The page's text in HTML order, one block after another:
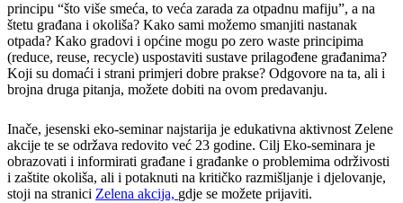
principu “što više smeća, to veća zarada za otpadnu mafiju”, a na
štetu građana i okoliša? Kako sami možemo smanjiti nastanak
otpada? Kako gradovi i općine mogu po zero waste principima
(reduce, reuse, recycle) uspostaviti sustave prilagođene građanima?
Koji su domaći i strani primjeri dobre prakse? Odgovore na ta, ali i
brojna druga pitanja, možete dobiti na ovom predavanju.
Inače, jesenski eko-seminar najstarija je edukativna aktivnost Zelene
akcije te se održava redovito već 23 godine. Cilj Eko-seminara je
obrazovati i informirati građane i građanke o problemima održivosti
i zaštite okoliša, ali i potaknuti na kritičko razmišljanje i djelovanje,
stoji na stranici Zelena akcija, gdje se možete prijaviti.